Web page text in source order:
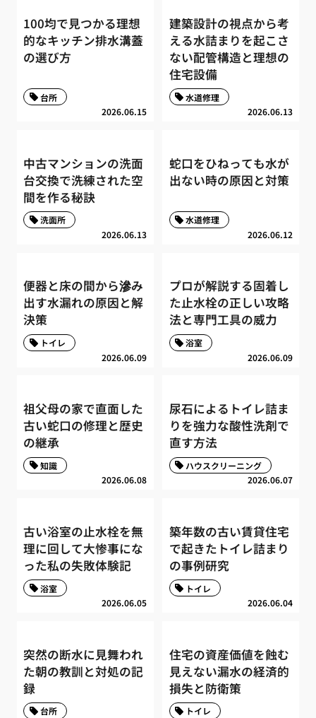
100均で見つかる理想
的なキッチン排水溝蓋
の選び方
2026.06.15
台所
建築設計の視点から考
える水詰まりを起こさ
ない配管構造と理想の
住宅設備
2026.06.13
水道修理
中古マンションの洗面
台交換で洗練された空
間を作る秘訣
2026.06.13
洗面所
蛇口をひねっても水が
出ない時の原因と対策
2026.06.12
水道修理
便器と床の間から滲み
出す水漏れの原因と解
決策
2026.06.09
トイレ
プロが解説する固着し
た止水栓の正しい攻略
法と専門工具の威力
2026.06.09
浴室
祖父母の家で直面した
古い蛇口の修理と歴史
の継承
2026.06.08
知識
尿石によるトイレ詰ま
りを強力な酸性洗剤で
直す方法
2026.06.07
ハウスクリーニング
古い浴室の止水栓を無
理に回して大惨事にな
った私の失敗体験記
2026.06.05
浴室
築年数の古い賃貸住宅
で起きたトイレ詰まり
の事例研究
2026.06.04
トイレ
突然の断水に見舞われ
た朝の教訓と対処の記
録
台所
住宅の資産価値を蝕む
見えない漏水の経済的
損失と防衛策
トイレ